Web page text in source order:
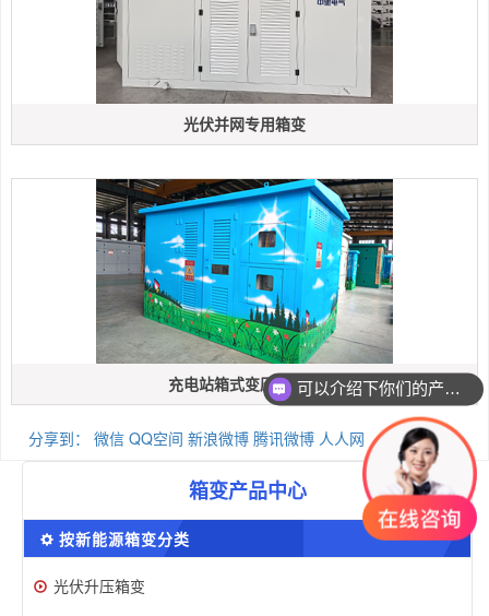
光伏并网专用箱变
充电站箱式变压器报价
分享到： 微信 QQ空间 新浪微博 腾讯微博 人人网
箱变产品中心
按新能源箱变分类
光伏升压箱变
可以介绍下你们的产品么